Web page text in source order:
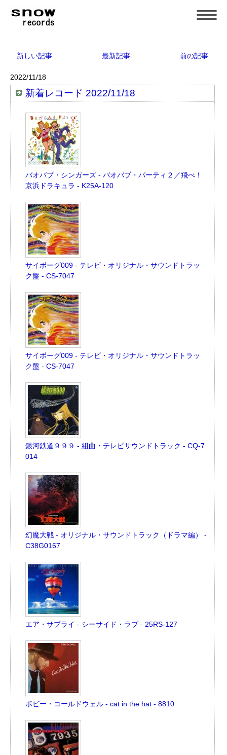
新しい記事 最新記事 前の記事
2022/11/18
新着レコード 2022/11/18
バオバブ・シンガーズ - バオバブ・パーティ２／飛べ！
京浜ドラキュラ - K25A-120
サイボーグ009 - テレビ・オリジナル・サウンドトラッ
ク盤 - CS-7047
サイボーグ009 - テレビ・オリジナル・サウンドトラッ
ク盤 - CS-7047
銀河鉄道９９９ - 組曲・テレビサウンドトラック - CQ-7
014
幻魔大戦 - オリジナル・サウンドトラック（ドラマ編） -
C38G0167
エア・サプライ - シーサイド・ラブ - 25RS-127
ボビー・コールドウェル - cat in the hat - 8810